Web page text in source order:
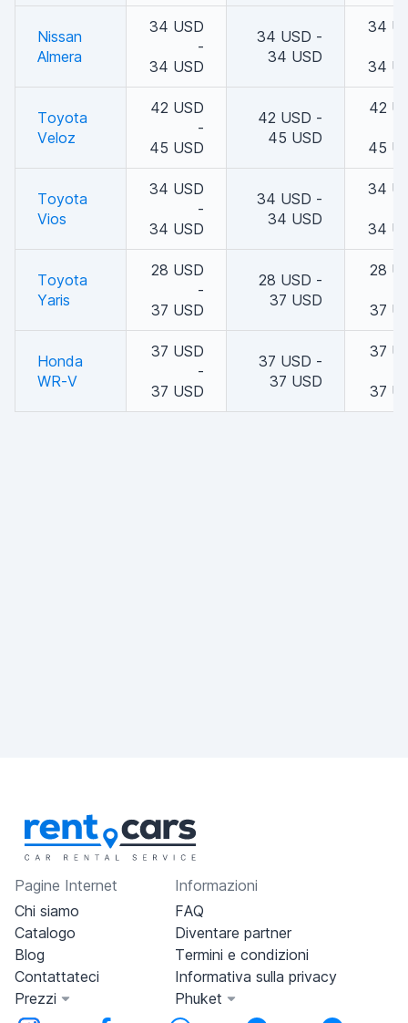
Nissan
Almera
34 USD
-
34 USD
34 USD -
34 USD
34
34
Toyota
Veloz
42 USD
-
45 USD
42 USD -
45 USD
42
45
Toyota
Vios
34 USD
-
34 USD
34 USD -
34 USD
34
34
Toyota
Yaris
28 USD
-
37 USD
28 USD -
37 USD
28
37
Honda
WR-V
37 USD
-
37 USD
37 USD -
37 USD
37
37
Pagine Internet
Chi siamo
Catalogo
Blog
Contattateci
Prezzi
Informazioni
FAQ
Diventare partner
Termini e condizioni
Informativa sulla privacy
Phuket